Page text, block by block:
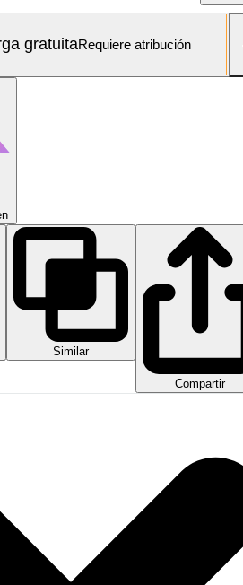
gratuitaRequiere atribución
Similar
Compartir